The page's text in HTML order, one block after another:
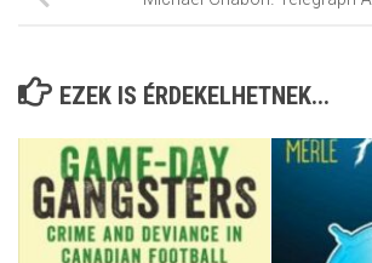
EZEK IS ÉRDEKELHETNEK...